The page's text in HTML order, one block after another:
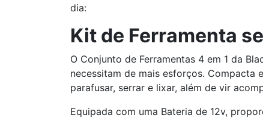
dia:
Kit de Ferramenta
O Conjunto de Ferramentas 4 em 1 da
necessitam de mais esforços. Compacta
parafusar, serrar e lixar, além de vir
Equipada com uma Bateria de 12v,